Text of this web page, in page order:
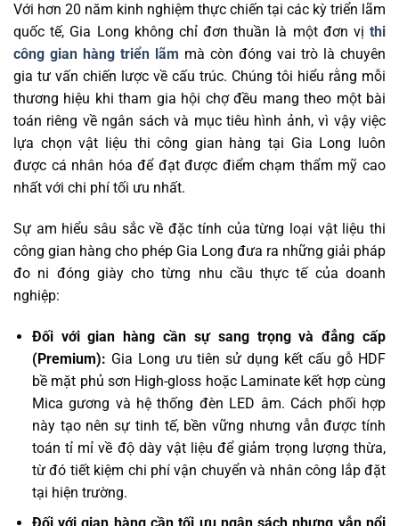
Với hơn 20 năm kinh nghiệm thực chiến tại các kỳ triển lãm
quốc tế, Gia Long không chỉ đơn thuần là một đơn vị thi
công gian hàng triển lãm mà còn đóng vai trò là chuyên
gia tư vấn chiến lược về cấu trúc. Chúng tôi hiểu rằng mỗi
thương hiệu khi tham gia hội chợ đều mang theo một bài
toán riêng về ngân sách và mục tiêu hình ảnh, vì vậy việc
lựa chọn vật liệu thi công gian hàng tại Gia Long luôn
được cá nhân hóa để đạt được điểm chạm thẩm mỹ cao
nhất với chi phí tối ưu nhất.
Sự am hiểu sâu sắc về đặc tính của từng loại vật liệu thi
công gian hàng cho phép Gia Long đưa ra những giải pháp
đo ni đóng giày cho từng nhu cầu thực tế của doanh
nghiệp:
Đối với gian hàng cần sự sang trọng và đẳng cấp
(Premium): Gia Long ưu tiên sử dụng kết cấu gỗ HDF
bề mặt phủ sơn High-gloss hoặc Laminate kết hợp cùng
Mica gương và hệ thống đèn LED âm. Cách phối hợp
này tạo nên sự tinh tế, bền vững nhưng vẫn được tính
toán tỉ mỉ về độ dày vật liệu để giảm trọng lượng thừa,
từ đó tiết kiệm chi phí vận chuyển và nhân công lắp đặt
tại hiện trường.